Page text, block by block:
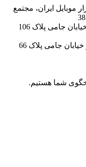
موبایل ایران، مجتمع
شعبه دو : تهران خیابان حافظ پایین تر از خیابان جامی پلاک 106
شعبه سه : تهران خیابان حافظ پایین تر از خیابان جامی پلاک 66